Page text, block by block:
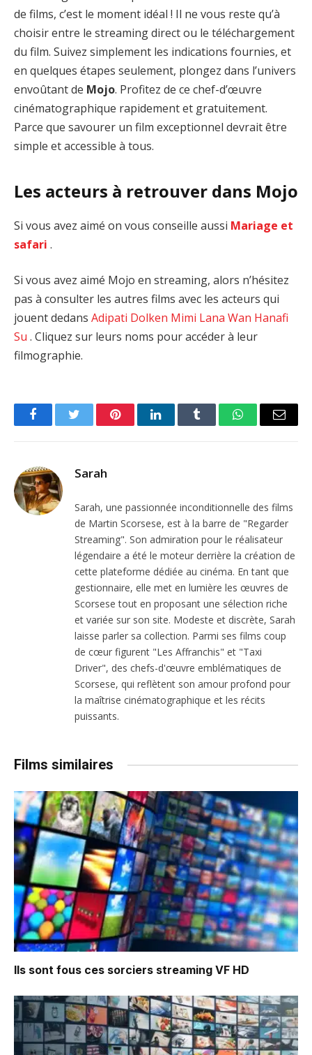
de films, c’est le moment idéal ! Il ne vous reste qu’à
choisir entre le streaming direct ou le téléchargement
du film. Suivez simplement les indications fournies, et
en quelques étapes seulement, plongez dans l’univers
envoûtant de Mojo. Profitez de ce chef-d’œuvre
cinématographique rapidement et gratuitement.
Parce que savourer un film exceptionnel devrait être
simple et accessible à tous.
Les acteurs à retrouver dans Mojo
Si vous avez aimé on vous conseille aussi Mariage et
safari .
Si vous avez aimé Mojo en streaming, alors n’hésitez
pas à consulter les autres films avec les acteurs qui
jouent dedans Adipati Dolken Mimi Lana Wan Hanafi
Su . Cliquez sur leurs noms pour accéder à leur
filmographie.
FacebookTwitter PinterestLinkedInTumblr WhatsAppEmail
Sarah
Sarah, une passionnée inconditionnelle des films
de Martin Scorsese, est à la barre de "Regarder
Streaming". Son admiration pour le réalisateur
légendaire a été le moteur derrière la création de
cette plateforme dédiée au cinéma. En tant que
gestionnaire, elle met en lumière les œuvres de
Scorsese tout en proposant une sélection riche
et variée sur son site. Modeste et discrète, Sarah
laisse parler sa collection. Parmi ses films coup
de cœur figurent "Les Affranchis" et "Taxi
Driver", des chefs-d'œuvre emblématiques de
Scorsese, qui reflètent son amour profond pour
la maîtrise cinématographique et les récits
puissants.
Films similaires
Ils sont fous ces sorciers streaming VF HD